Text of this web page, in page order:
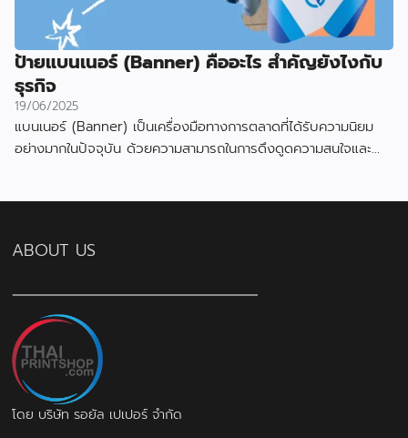
ป้ายแบนเนอร์ (Banner) คืออะไร สำคัญยังไงกับ
ธุรกิจ
19/06/2025
แบนเนอร์ (Banner) เป็นเครื่องมือทางการตลาดที่ได้รับความนิยม
อย่างมากในปัจจุบัน ด้วยความสามารถในการดึงดูดความสนใจและ
ABOUT US
โดย บริษัท รอยัล เปเปอร์ จำกัด